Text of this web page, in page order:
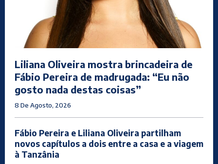
Liliana Oliveira mostra brincadeira de
Fábio Pereira de madrugada: “Eu não
gosto nada destas coisas”
8 De Agosto, 2026
Fábio Pereira e Liliana Oliveira partilham
novos capítulos a dois entre a casa e a viagem
à Tanzânia